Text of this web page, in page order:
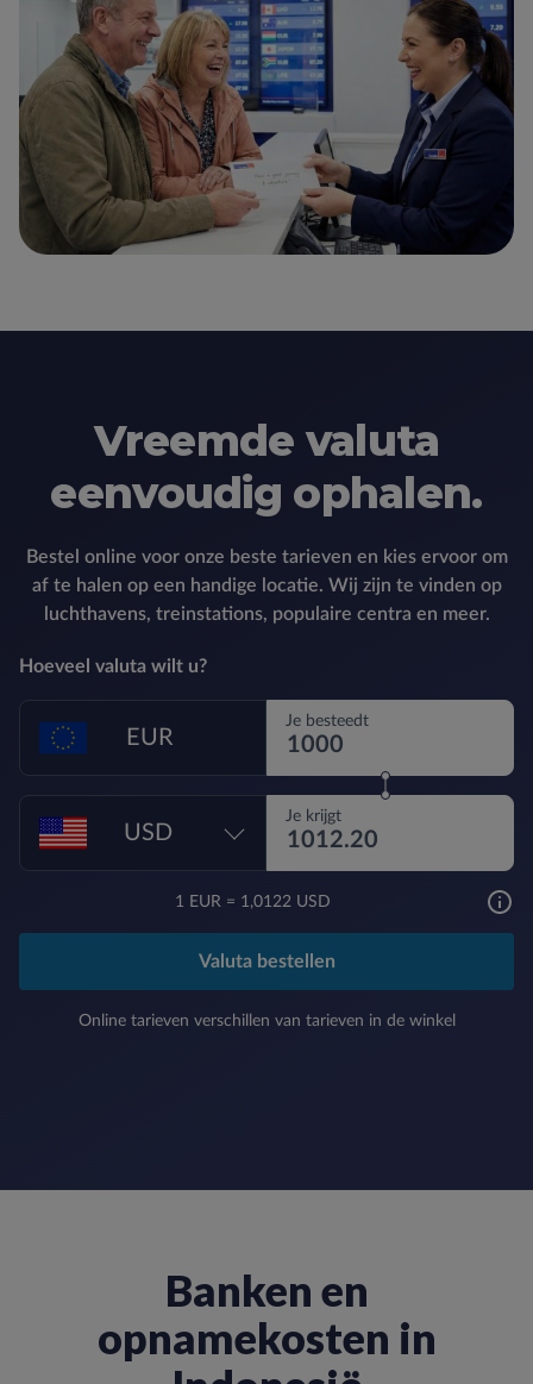
Vreemde valuta
eenvoudig ophalen.
Bestel online voor onze beste tarieven en kies ervoor om
af te halen op een handige locatie. Wij zijn te vinden op
luchthavens, treinstations, populaire centra en meer.
Hoeveel valuta wilt u?
EUR
Je besteedt
USD
Je krijgt
1 EUR= 1,0122 USD
Valuta bestellen
Online tarieven verschillen van tarieven in de winkel
Banken en
opnamekosten in